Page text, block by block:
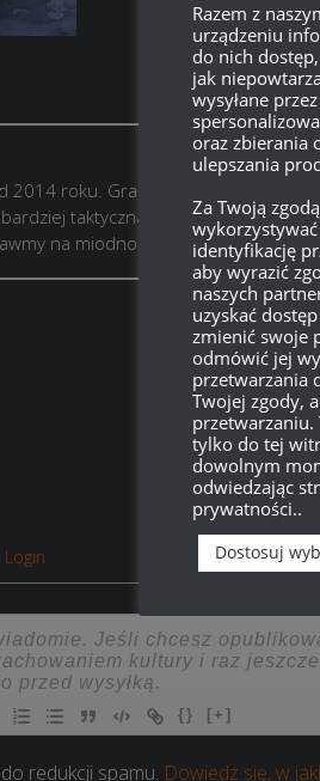
2014 roku. Gram, bo jestem
taktyczna i przemyślana.
na miodność!
Login
{} [+]
redukcji spamu. Dowiedz się, w
Razem z
urządzeniu
do nich
jak
wysyłane
oraz zbierania
ulepszania
Za Twoją
identyfikację
aby wyrazić
naszych
uzyskać
zmienić swoje
odmówić jej
przetwarzania
Twojej zgody,
przetwarzaniu.
tylko do tej
dowolnym
odwiedzając
prywatności..
Dostosuj